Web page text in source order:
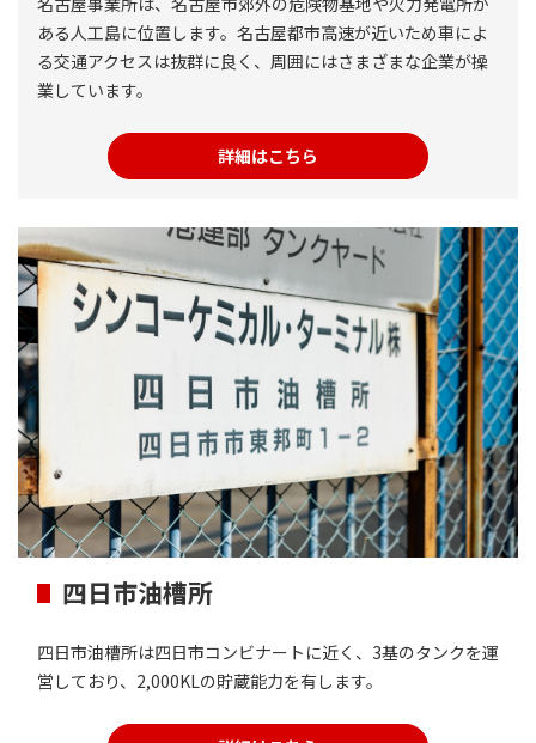
ある人工島に位置します。名古屋都市高速が近いため車によ
る交通アクセスは抜群に良く、周囲にはさまざまな企業が操
業しています。
詳細はこちら
四日市油槽所
四日市油槽所は四日市コンビナートに近く、3基のタンクを運
営しており、2,000KLの貯蔵能力を有します。